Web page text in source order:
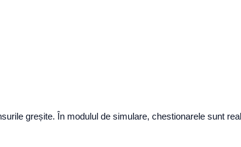
greșite. În modulul de simulare, chestionarele sunt